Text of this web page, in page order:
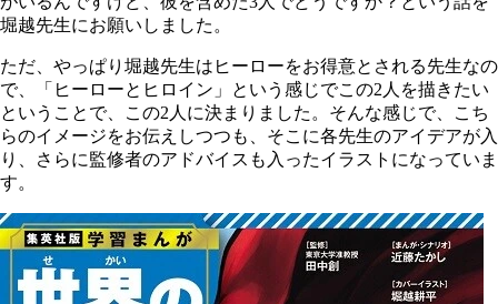
堀越先生にお願いしました。
ただ、やっぱり堀越先生はヒーローをお得意とされる先生なの
で、「ヒーローとヒロイン」という感じでこの2人を描きたい
ということで、この2人に決まりました。そんな感じで、こち
らのイメージをお伝えしつつも、そこに各先生のアイデアが入
り、さらに監修者のアドバイスも入ったイラストになっていま
す。